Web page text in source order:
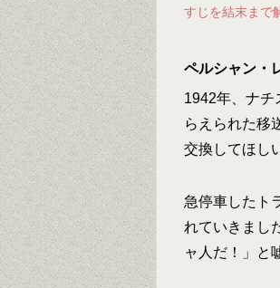
すじを結末まで
ペルシャン・
1942年、ナチ
らえられた移
交換してほし
急停車したト
れていきまし
ャ人だ！」と